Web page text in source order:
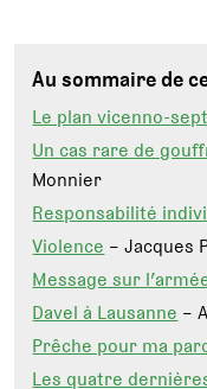
Au sommaire de
Le plan vicenno-
Un cas rare de
Monnier
Responsabilité
Violence– Jacques
Message sur
Davel à Lausanne–
Prêche pour ma
Les quatre